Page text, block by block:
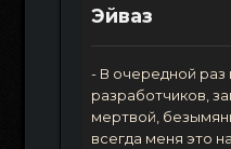
Эйваз
- В очередной раз
разработчиков,
мертвой,
всегда меня это